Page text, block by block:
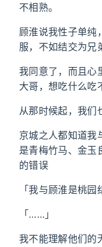
不相熟。
顾淮说我性子单纯
服，不如结交为兄
我同意了，而且心
大哥，想吃什么吃
从那时候起，我们
京城之人都知道我
是青梅竹马、金玉
的错误
「我与顾淮是桃园
「……」
我不能理解他们的